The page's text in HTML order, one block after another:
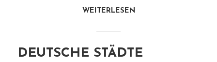
WEITERLESEN
DEUTSCHE STÄDTE